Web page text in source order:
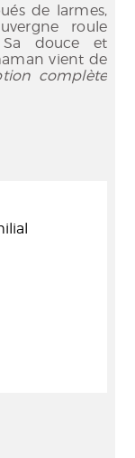
de larmes,
roule
Sa douce et
vient de
complète